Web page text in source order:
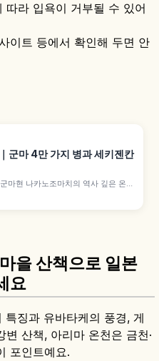
따라 입욕이 거부될 수 있어
이트 등에서 확인해 두면 안
군마 4만 가지 병과 세키젠칸
마현 나카노조마치의 역사 깊은 온천
병을 낫게 한다'는 전승에서 이름이
을 산책으로 일본
요
특징과 유바타케의 풍경, 게
산책, 아리마 온천은 금천·
포인트예요.